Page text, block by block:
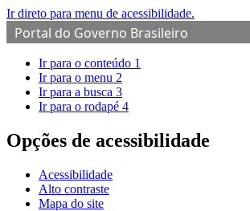
Ir direto para menu de acessibilidade.
Portal do Governo Brasileiro
Ir para o conteúdo 1
Ir para o menu 2
Ir para a busca 3
Ir para o rodapé 4
Opções de acessibilidade
Acessibilidade
Alto contraste
Mapa do site